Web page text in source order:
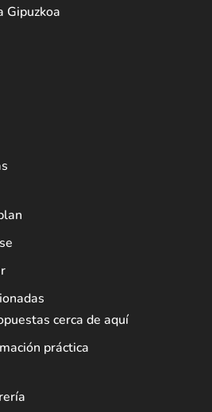
cerca de aquí
práctica